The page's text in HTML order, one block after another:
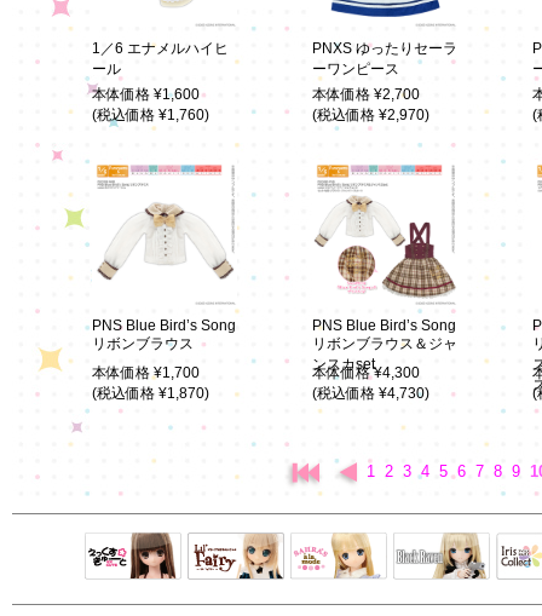
1／6 エナメルハイヒ
ール
本体価格 ¥1,600
(税込価格 ¥1,760)
PNXS ゆったりセーラ
ーワンピース
本体価格 ¥2,700
(税込価格 ¥2,970)
(
PNS Blue Bird’s Song
リボンブラウス
本体価格 ¥1,700
(税込価格 ¥1,870)
PNS Blue Bird’s Song
リボンブラウス＆ジャ
ンスカset
本体価格 ¥4,300
(税込価格 ¥4,730)
(
1 2 3 4 5 6 7 8 9